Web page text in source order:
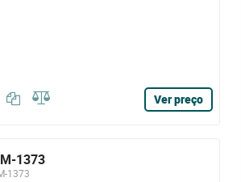
Ver preço
1373
1373